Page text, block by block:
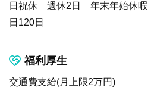
日祝休 週休2日 年末年始休
日120日
福利厚生
交通費支給(月上限2万円)